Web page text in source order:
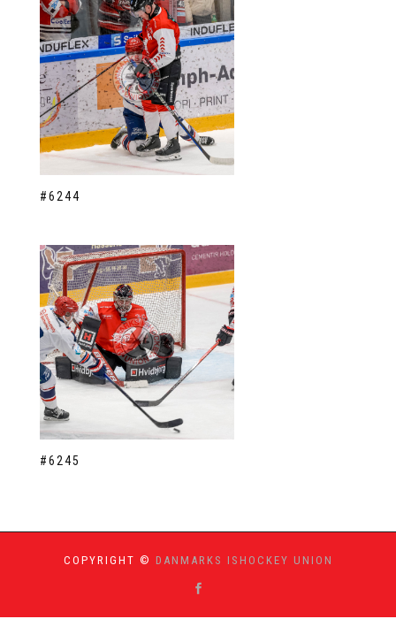
#6244
#6245
COPYRIGHT © DANMARKS ISHOCKEY UNION